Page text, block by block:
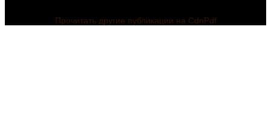
Прочитать другие публикации на CdnPdf